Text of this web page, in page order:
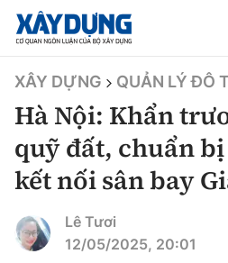
TIN BỘ XÂY DỰNG
CHUYÊN MỤC
Mới nhất
XÂY DỰNG QUẢN LÝ ĐÔ
Hà Nội: Khẩn
quỹ đất, chuẩn
kết nối sân bay
Lê Tươi
12/05/2025, 20:01